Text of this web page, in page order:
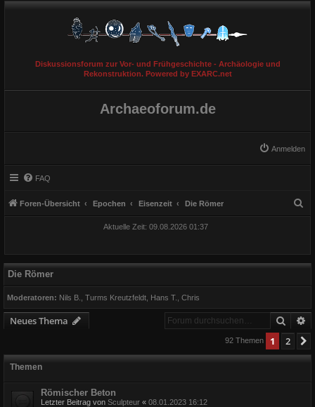
Diskussionsforum zur Vor- und Frühgeschichte - Archäologie und
Rekonstruktion. Powered by EXARC.net
Archaeoforum.de
Anmelden
FAQ
Foren-Übersicht Epochen Eisenzeit Die Römer
Aktuelle Zeit: 09.08.2026 01:37
Die Römer
Moderatoren: Nils B. ,Turms Kreutzfeldt Hans T. ,Chris
Neues Thema Suche
92 Themen 1 2
Themen
Römischer Beton
Letzter Beitrag von Sculpteur « 08.01.2023 16:12